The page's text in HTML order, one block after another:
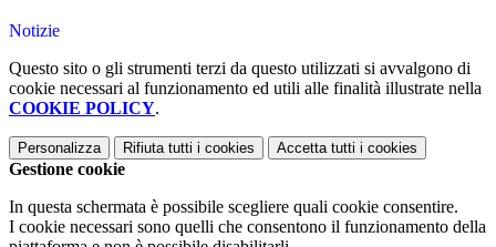
Notizie
Questo sito o gli strumenti terzi da questo utilizzati si avvalgono di
cookie necessari al funzionamento ed utili alle finalità illustrate nella
COOKIE POLICY.
Personalizza Rifiuta tutti i cookies Accetta tutti i cookies
Gestione cookie
In questa schermata è possibile scegliere quali cookie consentire.
I cookie necessari sono quelli che consentono il funzionamento della